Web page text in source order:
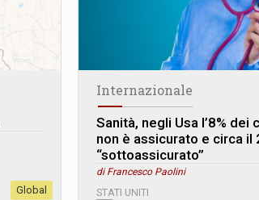
Global
Internazionale
Sanità, negli Usa l’8% dei
non è assicurato e circa il
“sottoassicurato”
di Francesco Paolini
STATI UNITI